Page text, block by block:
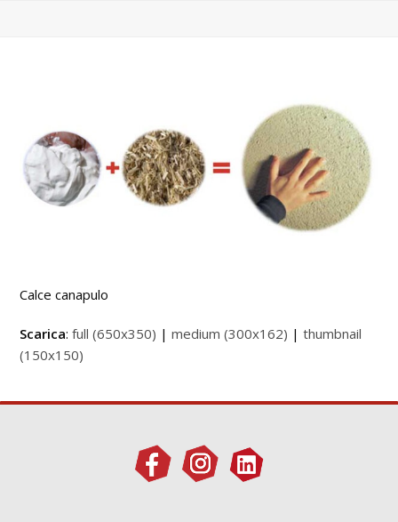
Calce canapulo
Scarica:full (650x350) |medium (300x162) |thumbnail
(150x150)